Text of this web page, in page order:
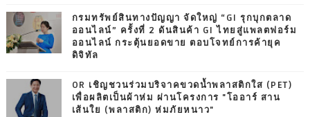
กรมทรัพย์สินทางปัญญา จัดใหญ่ “GI รุกบุกตลาด
ออนไลน์” ครั้งที่ 2 ดันสินค้า GI ไทยสู่แพลตฟอร์ม
ออนไลน์ กระตุ้นยอดขาย ตอบโจทย์การค้ายุค
ดิจิทัล
OR เชิญชวนร่วมบริจาคขวดน้ำพลาสติกใส (PET)
เพื่อผลิตเป็นผ้าห่ม ผ่านโครงการ "โออาร์ สาน
เส้นใย (พลาสติก) ห่มภัยหนาว"